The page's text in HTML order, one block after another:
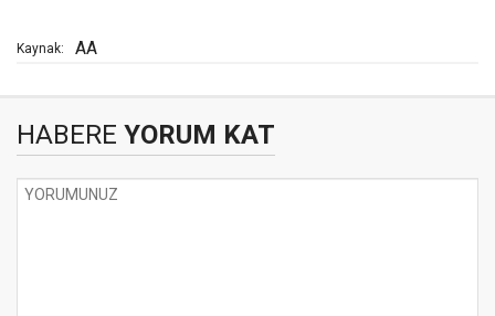
Kaynak: AA
HABERE YORUM KAT